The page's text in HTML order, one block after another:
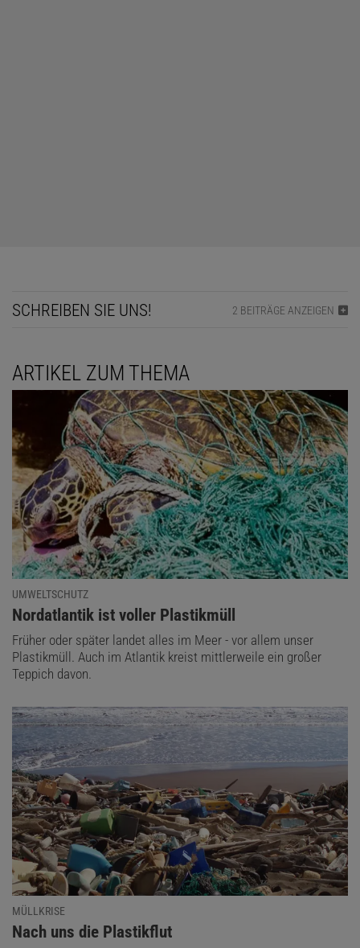
SCHREIBEN SIE UNS! 2 BEITRÄGE ANZEIGEN
ARTIKEL ZUM THEMA
UMWELTSCHUTZ
:
Nordatlantik ist voller Plastikmüll
Früher oder später landet alles im Meer - vor allem unser
Plastikmüll. Auch im Atlantik kreist mittlerweile ein großer
Teppich davon.
MÜLLKRISE
:Nach uns die Plastikflut